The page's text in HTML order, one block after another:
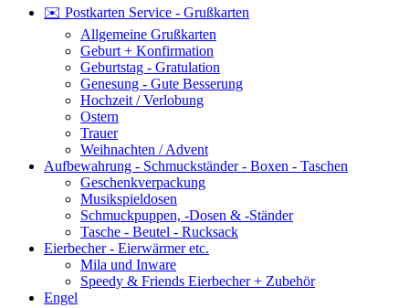
✉️ Postkarten Service - Grußkarten
Allgemeine Grußkarten
Geburt + Konfirmation
Geburtstag - Gratulation
Genesung - Gute Besserung
Hochzeit / Verlobung
Ostern
Trauer
Weihnachten / Advent
Aufbewahrung - Schmuckständer - Boxen - Taschen
Geschenkverpackung
Musikspieldosen
Schmuckpuppen, -Dosen & -Ständer
Tasche - Beutel - Rucksack
Eierbecher - Eierwärmer etc.
Mila und Inware
Speedy & Friends Eierbecher + Zubehör
Engel